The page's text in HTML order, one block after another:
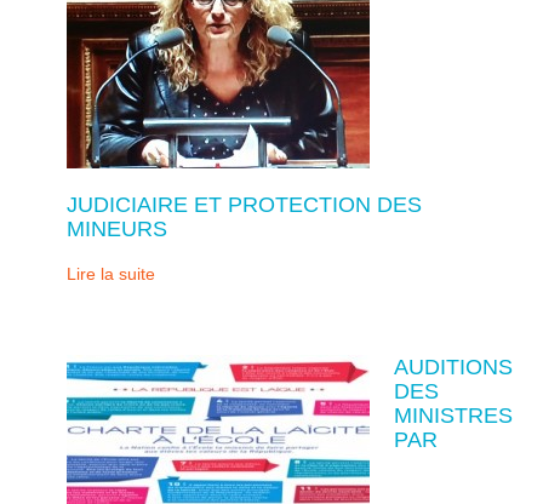
JUDICIAIRE ET PROTECTION DES
MINEURS
Lire la suite
AUDITIONS
DES
MINISTRES
PAR